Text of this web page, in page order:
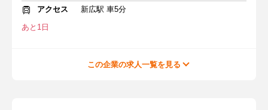
アクセス
新広駅 車5分
あと1日
この企業の求人一覧を見る